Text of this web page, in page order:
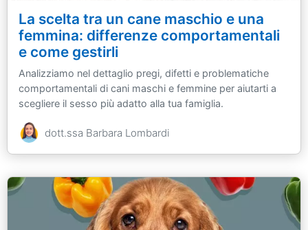
La scelta tra un cane maschio e una
femmina: differenze comportamentali
e come gestirli
Analizziamo nel dettaglio pregi, difetti e problematiche
comportamentali di cani maschi e femmine per aiutarti a
scegliere il sesso più adatto alla tua famiglia.
dott.ssa Barbara Lombardi